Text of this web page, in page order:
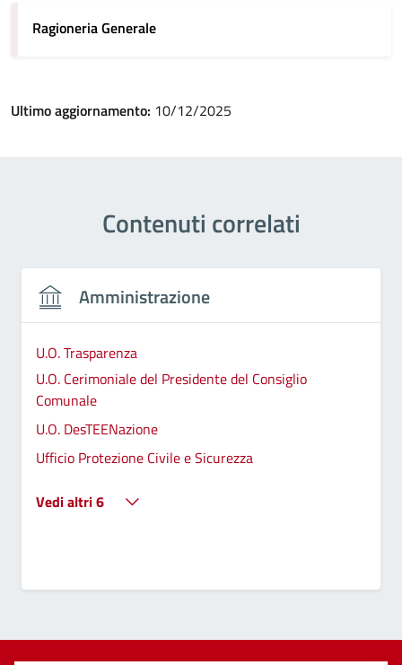
Ragioneria Generale
Ultimo aggiornamento: 10/12/2025
Contenuti correlati
Amministrazione
U.O. Trasparenza
U.O. Cerimoniale del Presidente del Consiglio
Comunale
U.O. DesTEENazione
Ufficio Protezione Civile e Sicurezza
Vedi altri 6